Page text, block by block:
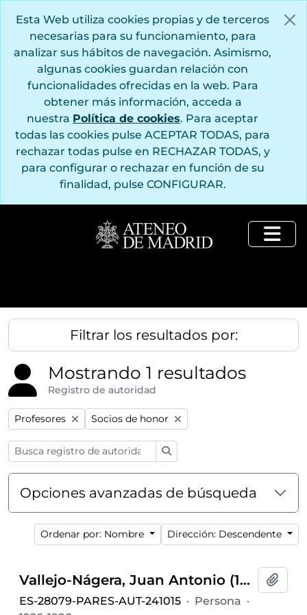
Esta Web utiliza cookies propias y de terceros
necesarias para su funcionamiento, para
analizar sus hábitos de navegación. Asimismo,
algunas cookies guardan relación con
funcionalidades ofrecidas en la web. Para
obtener más información, acceda a
nuestra Política de cookies. Para aceptar
todas las cookies pulse ACEPTAR TODAS, para
rechazar todas pulse en RECHAZAR TODAS, y
para configurar o rechazar en función de su
finalidad, pulse CONFIGURAR.
Filtrar los resultados por:
Mostrando 1 resultados
Registro de autoridad
Remove filter:
Profesores Remove filter:
Socios de honor
Opciones avanzadas de búsqueda
Ordenar por: Nombre Dirección: Descendente
Vallejo-Nágera, Juan Antonio (1926-1990)
ES-28079-PARES-AUT-241015 · Persona ·